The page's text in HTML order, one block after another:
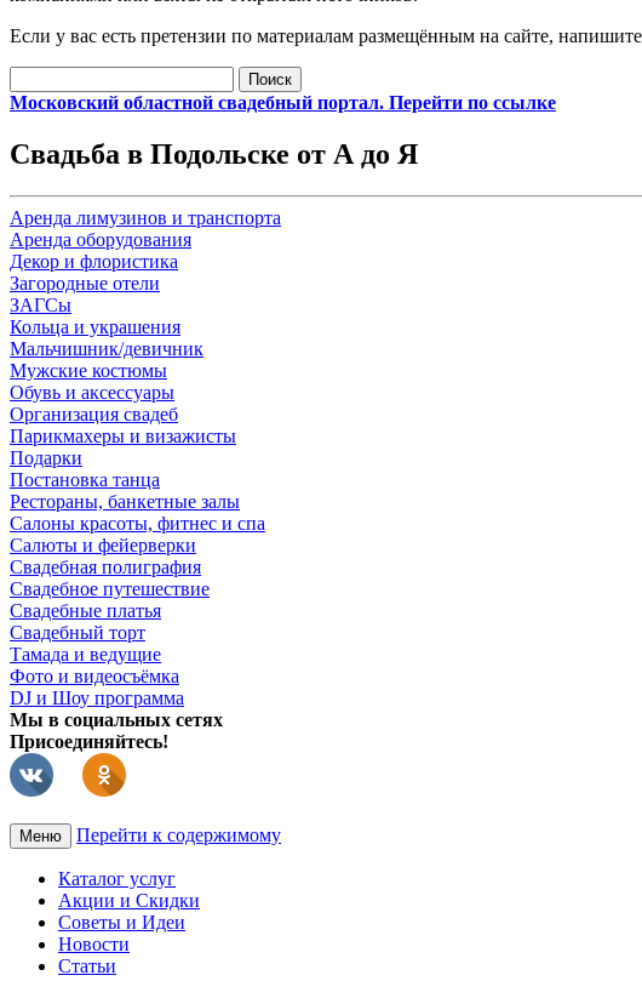
Если у вас есть претензии по материалам размещённым на сайте,
Московский областной свадебный портал. Перейти по ссылке
Свадьба в Подольске от А до Я
Аренда лимузинов и транспорта
Аренда оборудования
Декор и флористика
Загородные отели
ЗАГСы
Кольца и украшения
Мальчишник/девичник
Мужские костюмы
Обувь и аксессуары
Организация свадеб
Парикмахеры и визажисты
Подарки
Постановка танца
Рестораны, банкетные залы
Салоны красоты, фитнес и спа
Салюты и фейерверки
Свадебная полиграфия
Свадебное путешествие
Свадебные платья
Свадебный торт
Тамада и ведущие
Фото и видеосъёмка
DJ и Шоу программа
Мы в социальных сетях
Присоединяйтесь!
Меню Перейти к содержимому
Каталог услуг
Акции и Скидки
Советы и Идеи
Новости
Статьи